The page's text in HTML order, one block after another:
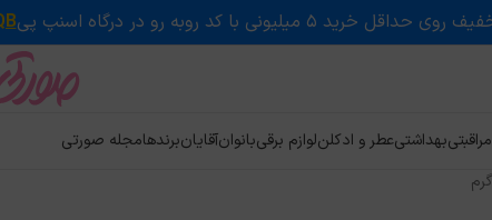
مراقبتیبهداشتیعطر و ادکلنلوازم برقیبانوانآقایانبرندهامجله صورتی